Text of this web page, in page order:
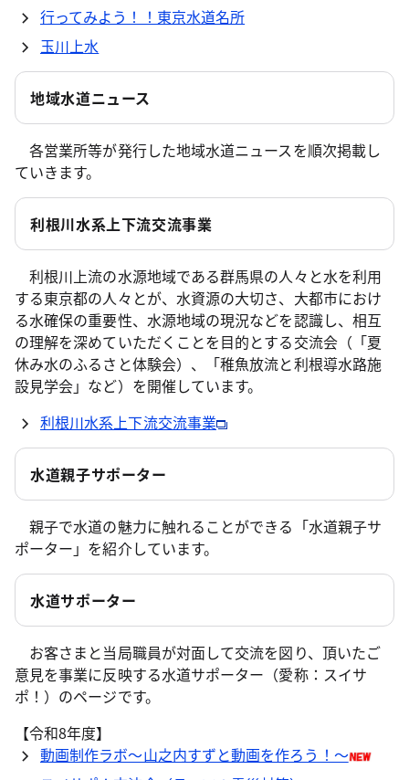
行ってみよう！！東京水道名所
玉川上水
地域水道ニュース
各営業所等が発行した地域水道ニュースを順次掲載し
ていきます。
利根川水系上下流交流事業
利根川上流の水源地域である群馬県の人々と水を利用
する東京都の人々とが、水資源の大切さ、大都市におけ
る水確保の重要性、水源地域の現況などを認識し、相互
の理解を深めていただくことを目的とする交流会（「夏
休み水のふるさと体験会）、「稚魚放流と利根導水路施
設見学会」など）を開催しています。
利根川水系上下流交流事業
水道親子サポーター
親子で水道の魅力に触れることができる「水道親子サ
ポーター」を紹介しています。
水道サポーター
お客さまと当局職員が対面して交流を図り、頂いたご
意見を事業に反映する水道サポーター（愛称：スイサ
ポ！）のページです。
【令和8年度】
動画制作ラボ～山之内すずと動画を作ろう！～